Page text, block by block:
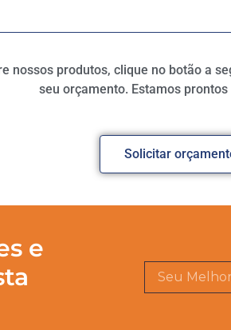
nossos produtos, clique no botão a
seu orçamento. Estamos
Solicitar
e